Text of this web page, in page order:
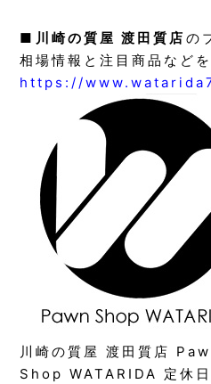
■ 川崎の質屋 渡田質店 の
相場情報と注目商品など
https://
川崎の質屋 渡田質店
Shop WATARIDA 定休日